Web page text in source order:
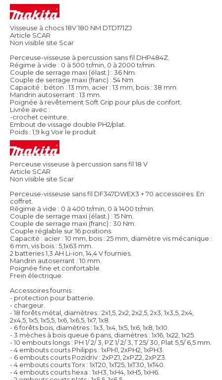
Visseuse à chocs 18V 180 NM DTD171ZJ
Article SCAR
Non visible site Scar
Perceuse-visseuse à percussion sans fil DHP484Z.
Régime à vide : 0 à 500 tr/min, 0 à 2000 tr/min.
Couple de serrage maxi (élast.) : 36 Nm.
Couple de serrage maxi (franc) : 54 Nm.
Capacité : béton : 13 mm, acier : 13 mm, bois : 38 mm.
Mandrin autoserrant : 13 mm.
Poignée à revêtement Soft Grip pour plus de confort.
Livrée avec :
-crochet ceinture.
Embout de vissage double PH2/plat.
Poids : 1,9 kg Voir le produit
Perceuse visseuse à percussion sans fil 18 V
Article SCAR
Non visible site Scar
Perceuse-visseuse sans fil DF347DWEX3 + 70 accessoires. En
coffret.
Régime à vide : 0 à 400 tr/min, 0 à 1400 tr/min.
Couple de serrage maxi (élast.) : 15 Nm.
Couple de serrage maxi (franc) : 30 Nm.
Couple réglable sur 16 positions.
Capacité : acier : 10 mm, bois : 25 mm, diamètre vis mécanique :
6 mm, vis bois : 5,1x63 mm.
2 batteries 1,3 AH Li-ion, 14,4 V fournies.
Mandrin autoserrant : 10 mm.
Poignée fine et confortable.
Frein électrique.
Accessoires fournis :
- protection pour batterie.
- chargeur.
- 18 forêts métal, diamètres : 2x1,5, 2x2, 2x2,5, 2x3, 1x3,5, 2x4,
2x4,5, 1x5, 1x5,5, 1x6, 1x6,5, 1x7, 1x8.
- 6 forêts bois, diamètres : 1x3, 1x4, 1x5, 1x6, 1x8, 1x10.
- 3 mèches à bois queue 6 pans, diamètres : 1x16, 1x22, 1x25.
- 10 embouts longs : PH 1/ 2/ 3, PZ 1/ 2/ 3, T 25/ 30, Plat 5,5/ 6,5 mm.
- 4 embouts courts Philipps : 1xPH1, 2xPH2, 1xPH3.
- 6 embouts courts Pozidriv : 2xPZ1, 2xPZ2, 2xPZ3.
- 4 embouts courts Torx : 1xT20, 1xT25, 1xT30, 1xT40.
- 4 embouts courts hexa : 1xH3, 1xH4, 1xH5, 1xH6.